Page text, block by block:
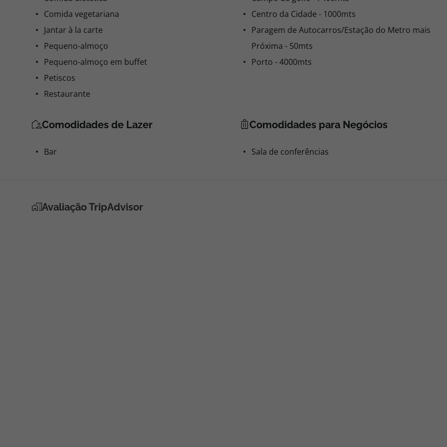
Comida vegetariana
Jantar à la carte
Pequeno-almoço
Pequeno-almoço em buffet
Petiscos
Restaurante
Centro da Cidade - 1000mts
Paragem de Autocarros/Estação do Metro mais
Próxima - 50mts
Porto - 4000mts
Comodidades de Lazer
Bar
Comodidades para Negócios
Sala de conferências
Avaliação TripAdvisor